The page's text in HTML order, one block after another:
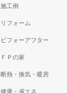
施工例
リフォーム
ビフォーアフター
ＦＰの家
断熱・換気・暖房
健康・省エネ